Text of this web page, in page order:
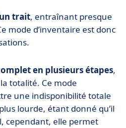
trait, entraînant presque
mode d’inventaire est donc
en plusieurs étapes,
totalité. Ce mode
une indisponibilité totale
lourde, étant donné qu’il
cependant, elle permet